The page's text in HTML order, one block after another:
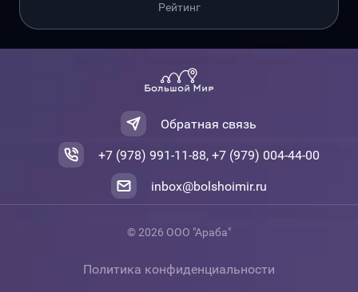
Рейтинг
Обратная связь
+7 (978) 991-11-88, +7 (979) 004-44-00
inbox@bolshoimir.ru
© 2026 ООО "Араба"
Политика конфиденциальности